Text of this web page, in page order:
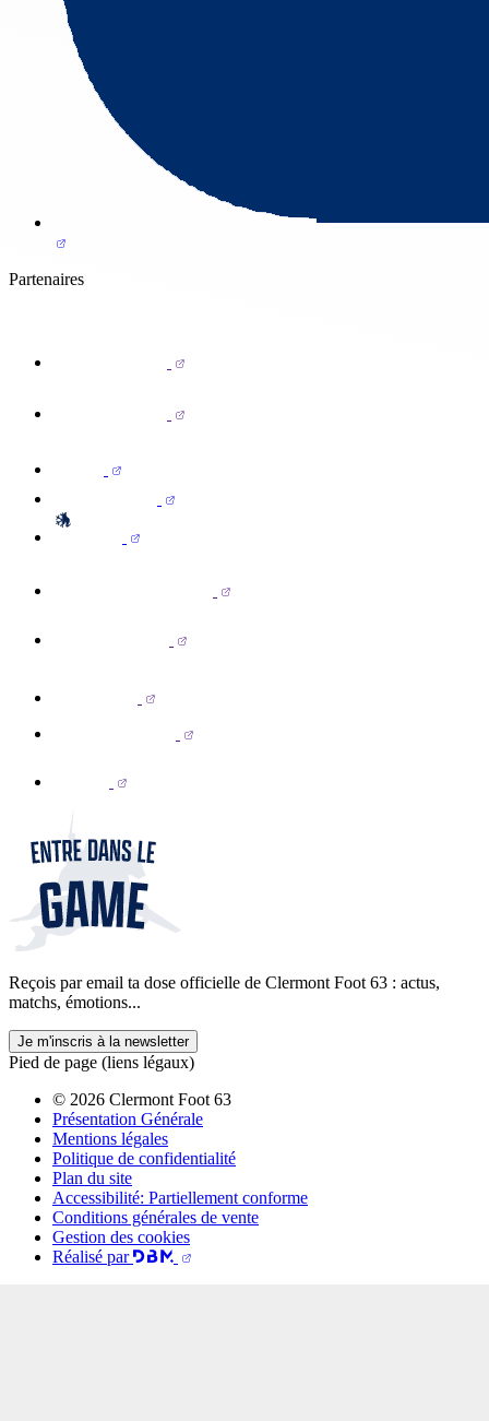
Partenaires
Reçois par email ta dose officielle de Clermont Foot 63 : actus,
matchs, émotions...
Je m'inscris à la newsletter
Pied de page (liens légaux)
© 2026 Clermont Foot 63
Présentation Générale
Mentions légales
Politique de confidentialité
Plan du site
Accessibilité: Partiellement conforme
Conditions générales de vente
Gestion des cookies
Réalisé par